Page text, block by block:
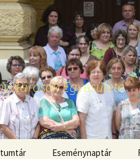
Egyesülete
Eseménynaptár